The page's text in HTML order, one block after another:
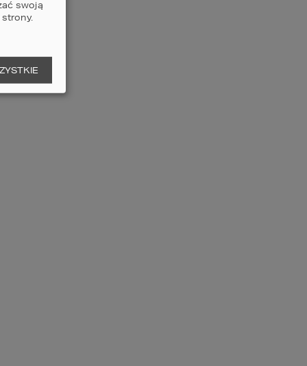
przeprowadzić we własnym zakresie,
radzimy powierzyć
zawiedzie, pozostaje skorzystanie z
referencji, które następnie trzeba
swoją